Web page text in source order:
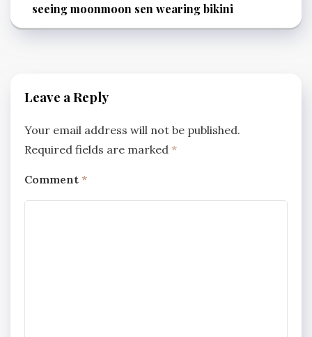
seeing moonmoon sen wearing bikini
Leave a Reply
Your email address will not be published.
Required fields are marked *
Comment *